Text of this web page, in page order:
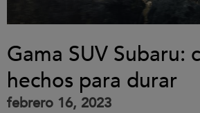
Gama SUV Subaru:
hechos para durar
febrero 16, 2023